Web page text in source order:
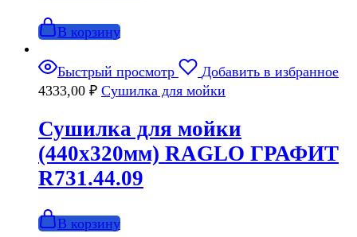
В корзину
Быстрый просмотр
Добавить в избранное
4333,00 ₽ Сушилка для мойки
Сушилка для мойки
(440х320мм) RAGLO ГРАФИТ
R731.44.09
В корзину